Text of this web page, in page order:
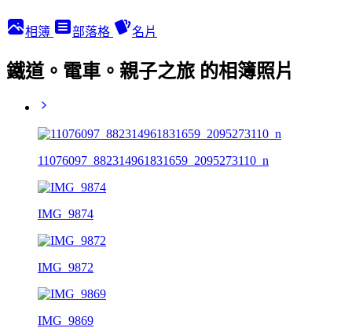
相簿 部落格 名片
鐵道。電車。親子之旅 的相簿照片
11076097_882314961831659_2095273110_n
IMG_9874
IMG_9872
IMG_9869